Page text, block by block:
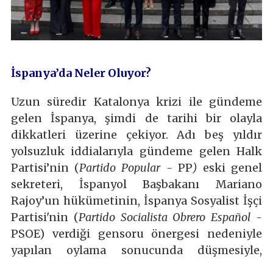
İspanya’da Neler Oluyor?
Uzun süredir Katalonya krizi ile gündeme
gelen İspanya, şimdi de tarihi bir olayla
dikkatleri üzerine çekiyor. Adı beş yıldır
yolsuzluk iddialarıyla gündeme gelen Halk
Partisi’nin (Partido Popular - PP) eski genel
sekreteri, İspanyol Başbakanı Mariano
Rajoy’un hükümetinin, İspanya Sosyalist İşçi
Partisi'nin (Partido Socialista Obrero Español -
PSOE) verdiği gensoru önergesi nedeniyle
yapılan oylama sonucunda düşmesiyle,